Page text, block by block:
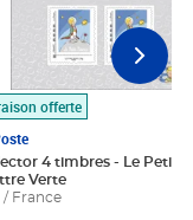
offerte
4 timbres - Le Petit
Verte
/ France